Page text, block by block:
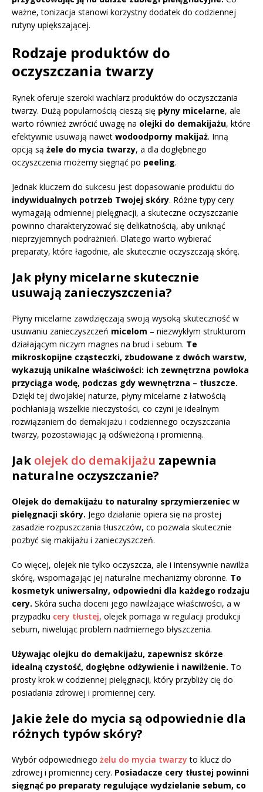
ważne, tonizacja stanowi korzystny dodatek do codziennej
rutyny upiększającej.
Rodzaje produktów do
oczyszczania twarzy
Rynek oferuje szeroki wachlarz produktów do oczyszczania
twarzy. Dużą popularnością cieszą się płyny micelarne, ale
warto również zwrócić uwagę na olejki do demakijażu, które
efektywnie usuwają nawet wodoodporny makijaż. Inną
opcją są żele do mycia twarzy, a dla dogłębnego
oczyszczenia możemy sięgnąć po peeling.
Jednak kluczem do sukcesu jest dopasowanie produktu do
indywidualnych potrzeb Twojej skóry. Różne typy cery
wymagają odmiennej pielęgnacji, a skuteczne oczyszczanie
powinno charakteryzować się delikatnością, aby uniknąć
nieprzyjemnych podrażnień. Dlatego warto wybierać
preparaty, które łagodnie, ale skutecznie oczyszczają skórę.
Jak płyny micelarne skutecznie
usuwają zanieczyszczenia?
Płyny micelarne zawdzięczają swoją wysoką skuteczność w
usuwaniu zanieczyszczeń micelom – niezwykłym strukturom
działającym niczym magnes na brud i sebum. Te
mikroskopijne cząsteczki, zbudowane z dwóch warstw,
wykazują unikalne właściwości: ich zewnętrzna powłoka
przyciąga wodę, podczas gdy wewnętrzna – tłuszcze.
Dzięki tej dwojakiej naturze, płyny micelarne z łatwością
pochłaniają wszelkie nieczystości, co czyni je idealnym
rozwiązaniem do demakijażu i codziennego oczyszczania
twarzy, pozostawiając ją odświeżoną i promienną.
Jak olejek do demakijażu zapewnia
naturalne oczyszczanie?
Olejek do demakijażu to naturalny sprzymierzeniec w
pielęgnacji skóry. Jego działanie opiera się na prostej
zasadzie rozpuszczania tłuszczów, co pozwala skutecznie
pozbyć się makijażu i zanieczyszczeń.
Co więcej, olejek nie tylko oczyszcza, ale i intensywnie nawilża
skórę, wspomagając jej naturalne mechanizmy obronne. To
kosmetyk uniwersalny, odpowiedni dla każdego rodzaju
cery. Skóra sucha doceni jego nawilżające właściwości, a w
przypadku cery tłustej, olejek pomaga w regulacji produkcji
sebum, niwelując problem nadmiernego błyszczenia.
Używając olejku do demakijażu, zapewnisz skórze
idealną czystość, dogłębne odżywienie i nawilżenie. To
prosty krok w codziennej pielęgnacji, który przybliży cię do
posiadania zdrowej i promiennej cery.
Jakie żele do mycia są odpowiednie dla
różnych typów skóry?
Wybór odpowiedniego żelu do mycia twarzy to klucz do
zdrowej i promiennej cery. Posiadacze cery tłustej powinni
sięgnąć po preparaty regulujące wydzielanie sebum, co